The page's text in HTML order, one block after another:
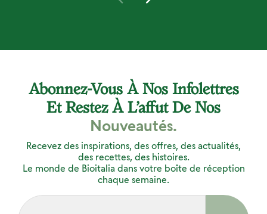
Abonnez-Vous À Nos Infolettres
Et Restez À L’affut De Nos
Nouveautés.
Recevez des inspirations, des offres, des actualités,
des recettes, des histoires.
Le monde de Bioitalia dans votre boîte de réception
chaque semaine.